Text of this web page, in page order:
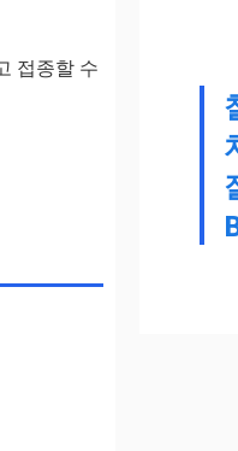
접종할 수